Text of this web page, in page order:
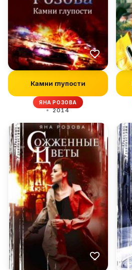
Камни глупости
ЯНА РОЗОВА
2014